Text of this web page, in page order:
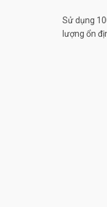
Sử dụng
lượng ổn